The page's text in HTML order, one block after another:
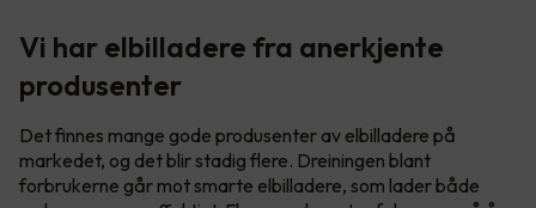
Vi har elbilladere fra anerkjente
produsenter
Det finnes mange gode produsenter av elbilladere på
markedet, og det blir stadig flere. Dreiningen blant
forbrukerne går mot smarte elbilladere, som lader både